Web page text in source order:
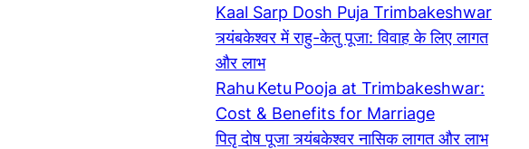
Kaal Sarp Dosh Puja Trimbakeshwar
त्र्यंबकेश्वर में राहु-केतु पूजा: विवाह के लिए लागत
और लाभ
Rahu Ketu Pooja at Trimbakeshwar:
Cost & Benefits for Marriage
पितृ दोष पूजा त्र्यंबकेश्वर नासिक लागत और लाभ